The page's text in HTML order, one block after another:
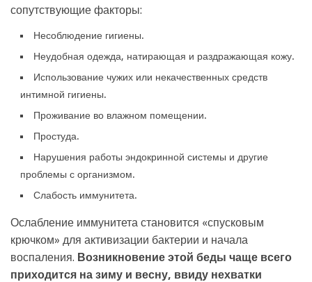
сопутствующие факторы:
Несоблюдение гигиены.
Неудобная одежда, натирающая и раздражающая кожу.
Использование чужих или некачественных средств
интимной гигиены.
Проживание во влажном помещении.
Простуда.
Нарушения работы эндокринной системы и другие
проблемы с организмом.
Слабость иммунитета.
Ослабление иммунитета становится «спусковым
крючком» для активизации бактерии и начала
воспаления. Возникновение этой беды чаще всего
приходится на зиму и весну, ввиду нехватки